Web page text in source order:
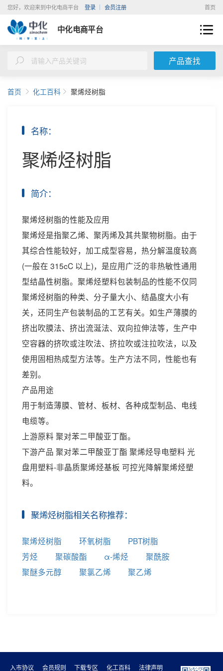
首页
您好，欢迎来到中化电商平台 登录 会员注册
中化电商平台
产品查找
首页 化工百科 聚烯烃树脂
名称：
聚烯烃树脂
简介：
聚烯烃树脂的性能及应用
聚烯烃是指聚乙烯、聚丙烯及其共聚物树脂。由于
其综合性能较好，加工成型容易，热分解温度较高
(一般在 315cC 以上)，是应用广泛的非热敏性通用
型结晶性树脂。聚烯烃塑料包装制品的性能不仅同
聚烯烃树脂的种类、分子量大小、结晶度大小有
关，还同生产包装制品的工艺有关。如生产薄膜的
挤出吹膜法、挤出流涎法、双向拉伸法等，生产中
空容器的挤吹或注吹法、挤拉吹或注拉吹法，以及
使用固相热成型方法等。生产方法不同，性能也有
差别。
产品用途
用于制造薄膜、管材、板材、各种成型制品、电线
电缆等。
上游原料 聚对苯二甲酸亚丁酯。
下游产品 聚对苯二甲酸亚丁酯 聚烯烃导电塑料 光
盘用塑料-非晶质聚烯烃基板 可控光降解聚烯烃塑
料。
聚烯烃树脂相关名称推荐：
聚烯烃树脂 环氧树脂
PBT树脂
芳烃
聚碳酸酯 α-烯烃
聚酰胺
聚醚多元醇
聚氯乙烯 聚乙烯
入市协议 会员规则 下载专区 化工百科 法律声明